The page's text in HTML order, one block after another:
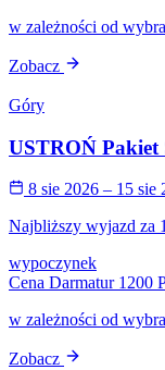
w zależności od
Zobacz
Góry
USTROŃ Pakiet
8 sie 2026 – 15 sie
Najbliższy wyjazd za
wypoczynek
Cena Darmatur 1200
w zależności od
Zobacz